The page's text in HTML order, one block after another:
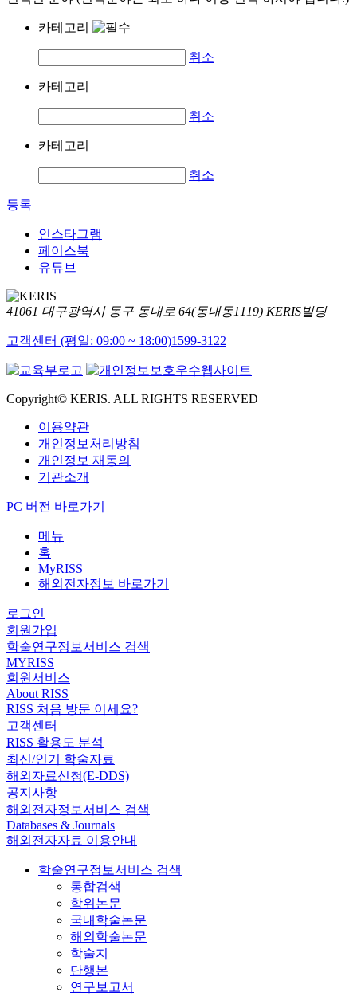
카테고리
취소
카테고리
취소
카테고리
취소
등록
인스타그램
페이스북
유튜브
41061 대구광역시 동구 동내로 64(동내동1119) KERIS빌딩
고객센터 (평일: 09:00 ~ 18:00)1599-3122
Copyright© KERIS. ALL RIGHTS RESERVED
이용약관
개인정보처리방침
개인정보 재동의
기관소개
PC 버전 바로가기
메뉴
홈
MyRISS
해외전자정보 바로가기
로그인
회원가입
학술연구정보서비스 검색
MYRISS
회원서비스
About RISS
RISS 처음 방문 이세요?
고객센터
RISS 활용도 분석
최신/인기 학술자료
해외자료신청(E-DDS)
공지사항
해외전자정보서비스 검색
Databases & Journals
해외전자자료 이용안내
학술연구정보서비스 검색
통합검색
학위논문
국내학술논문
해외학술논문
학술지
단행본
연구보고서